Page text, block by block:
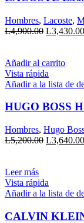
Hombres, Lacoste,
L4,900.00 El
era:
L4,900.00.
L3,430.00
Añadir al carrito
Vista rápida
Añadir a la lista de
HUGO BOSS
Hombres, Hugo
L5,200.00 El
L5,200.00.
L3,640.00
Leer más
Vista rápida
Añadir a la lista de
CALVIN